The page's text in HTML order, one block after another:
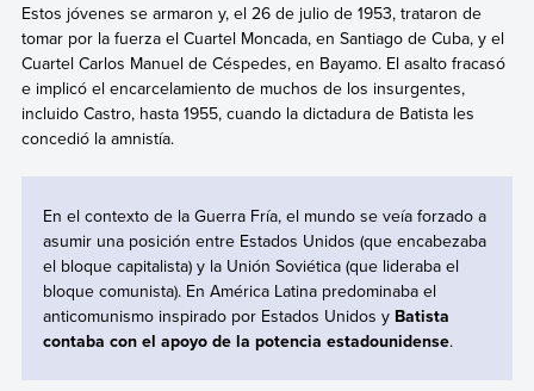
Estos jóvenes se armaron y, el 26 de julio de 1953, trataron de
tomar por la fuerza el Cuartel Moncada, en Santiago de Cuba, y el
Cuartel Carlos Manuel de Céspedes, en Bayamo. El asalto fracasó
e implicó el encarcelamiento de muchos de los insurgentes,
incluido Castro, hasta 1955, cuando la dictadura de Batista les
concedió la amnistía.
En el contexto de la Guerra Fría, el mundo se veía forzado a
asumir una posición entre Estados Unidos (que encabezaba
el bloque capitalista) y la Unión Soviética (que lideraba el
bloque comunista). En América Latina predominaba el
anticomunismo inspirado por Estados Unidos y Batista
contaba con el apoyo de la potencia estadounidense.